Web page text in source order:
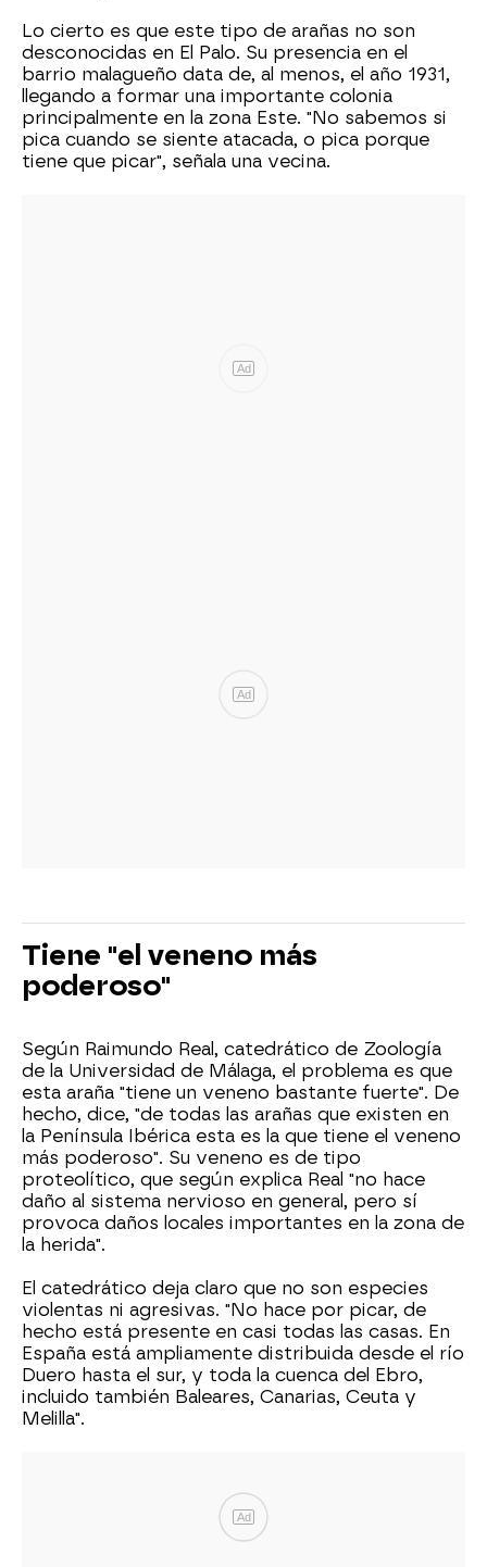
Lo cierto es que este tipo de arañas no son
desconocidas en El Palo. Su presencia en el
barrio malagueño data de, al menos, el año 1931,
llegando a formar una importante colonia
principalmente en la zona Este. "No sabemos si
pica cuando se siente atacada, o pica porque
tiene que picar", señala una vecina.
Ad
Ad
Tiene "el veneno más
poderoso"
Según Raimundo Real, catedrático de Zoología
de la Universidad de Málaga, el problema es que
esta araña "tiene un veneno bastante fuerte". De
hecho, dice, "de todas las arañas que existen en
la Península Ibérica esta es la que tiene el veneno
más poderoso". Su veneno es de tipo
proteolítico, que según explica Real "no hace
daño al sistema nervioso en general, pero sí
provoca daños locales importantes en la zona de
la herida".
El catedrático deja claro que no son especies
violentas ni agresivas. "No hace por picar, de
hecho está presente en casi todas las casas. En
España está ampliamente distribuida desde el río
Duero hasta el sur, y toda la cuenca del Ebro,
incluido también Baleares, Canarias, Ceuta y
Melilla".
Ad